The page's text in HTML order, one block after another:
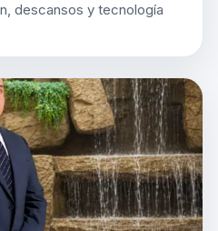
descansos y tecnología